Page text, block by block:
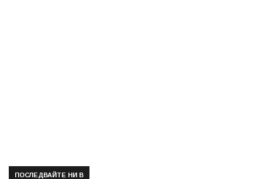
ПОСЛЕДВАЙТЕ НИ В